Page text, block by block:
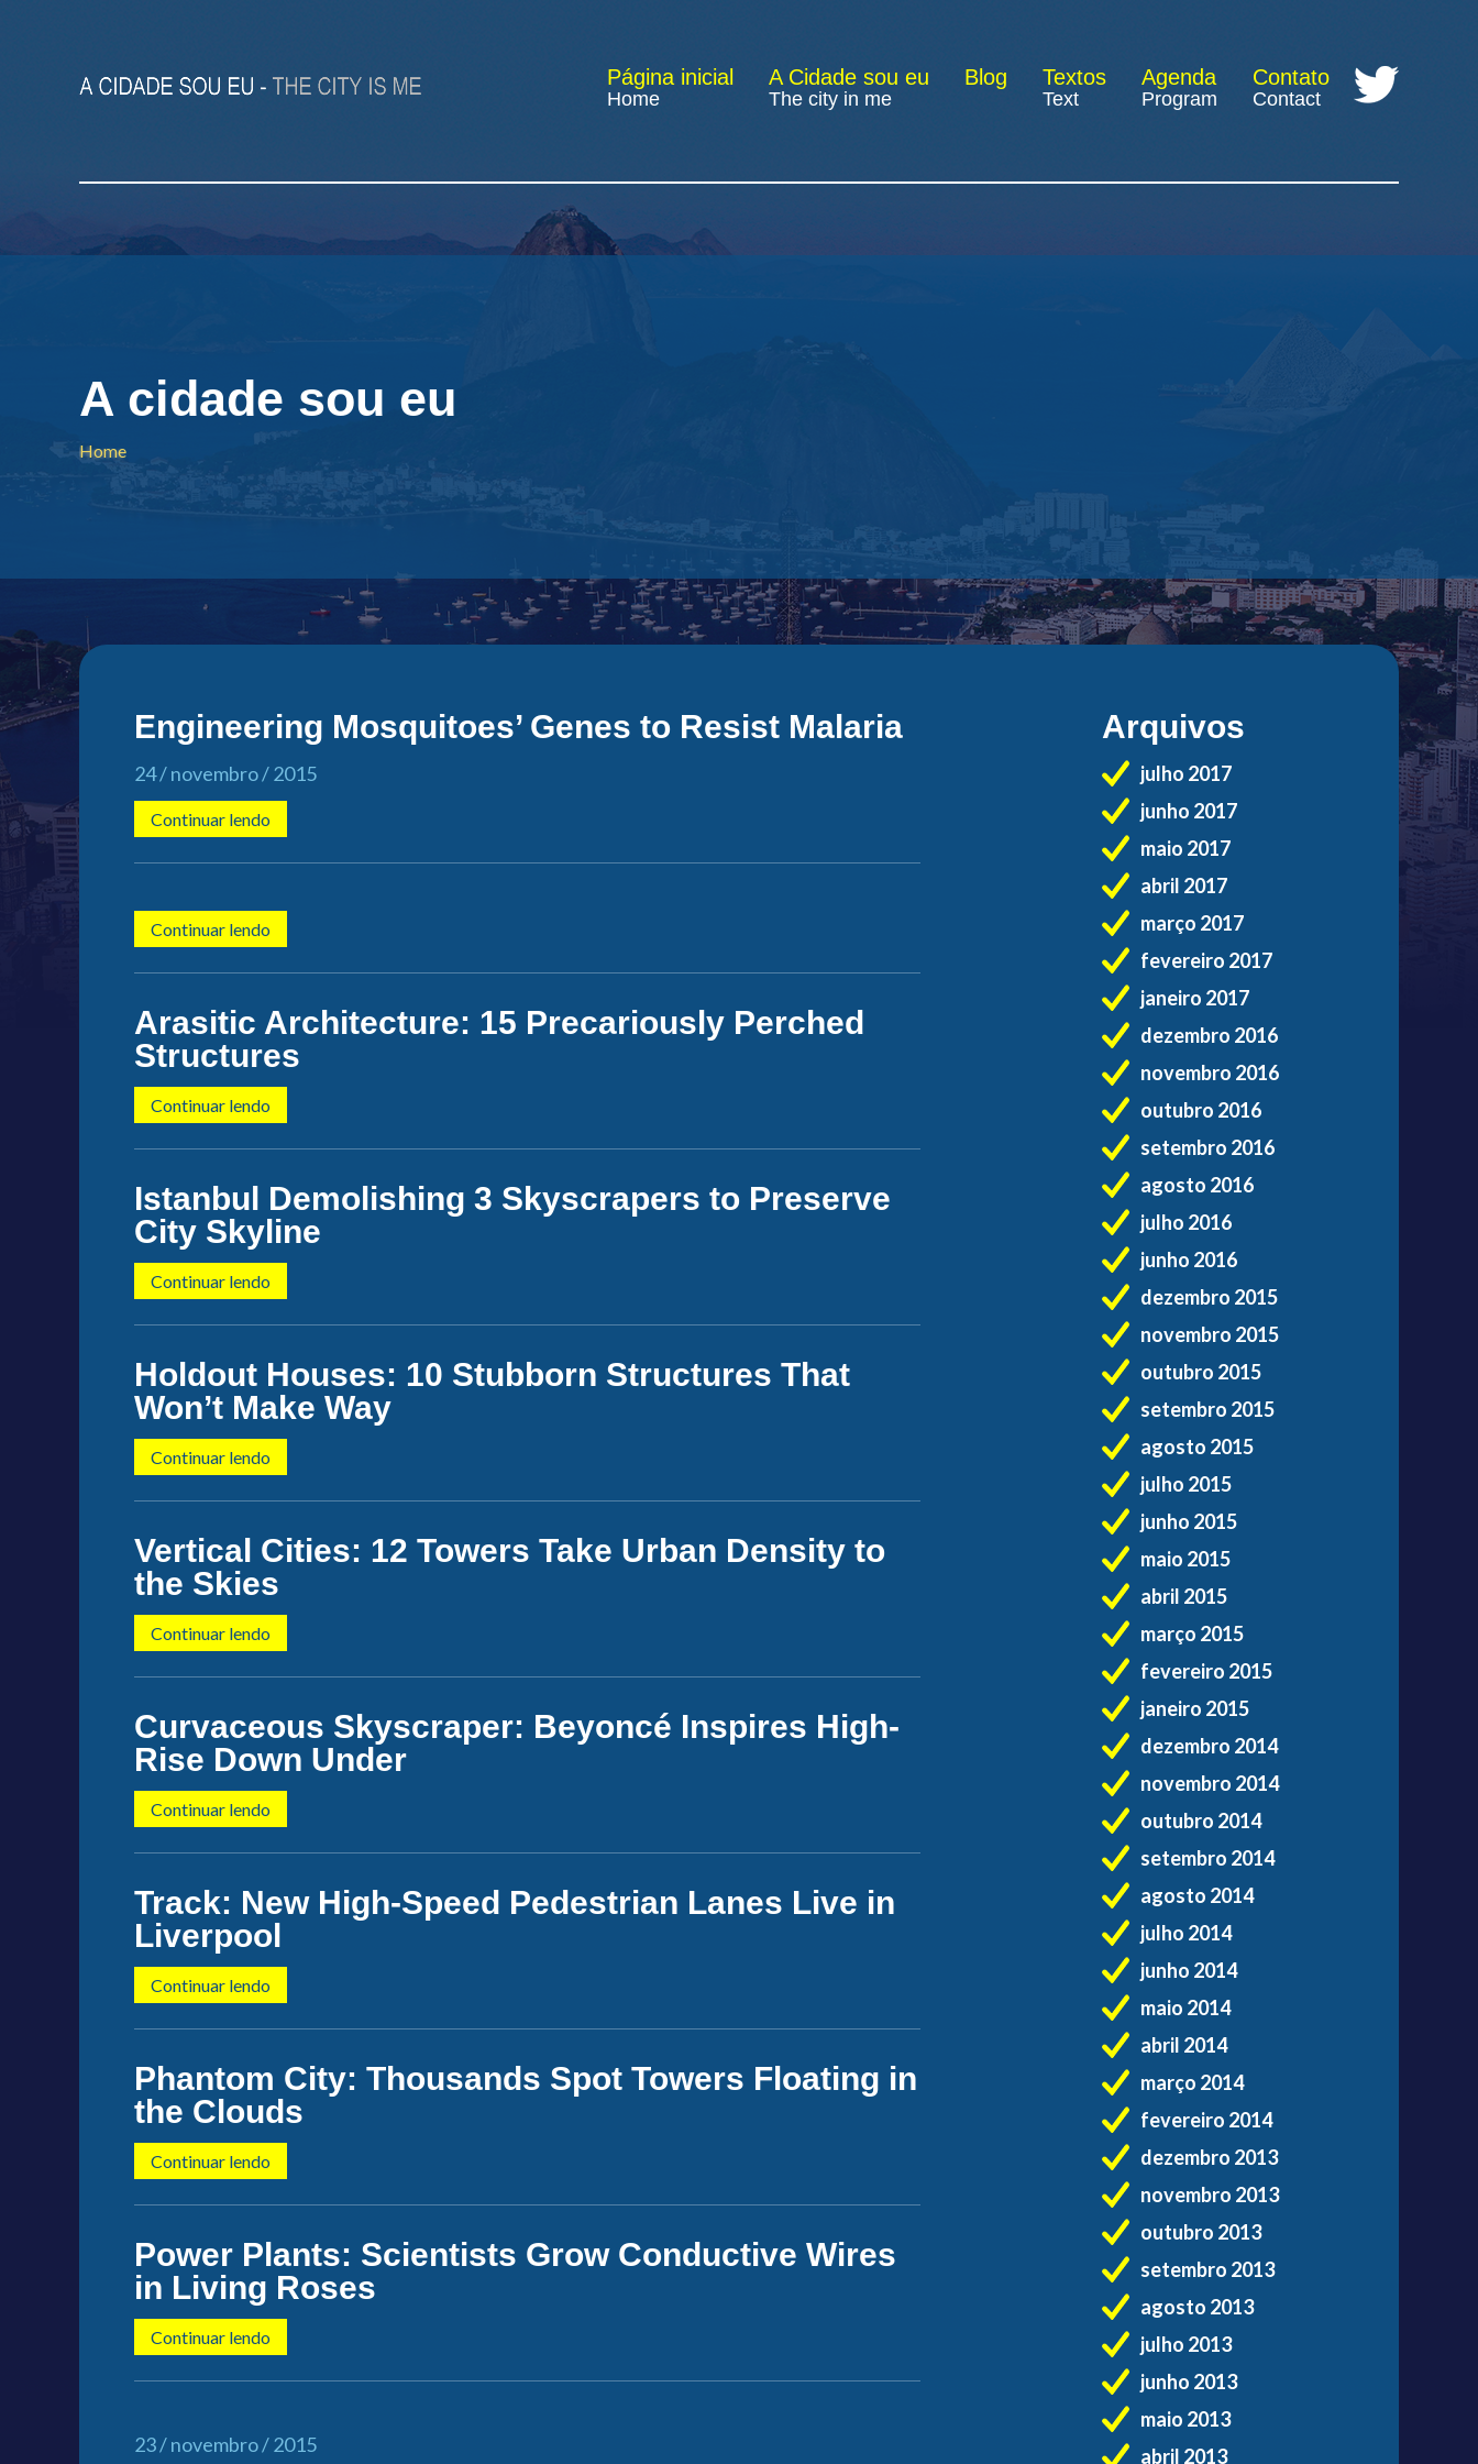
Página inicial
Home
A Cidade sou eu
The city in me
Blog Textos
Text
Agenda
Program
Contato
Contact
A cidade sou eu
Home
Engineering Mosquitoes’ Genes to Resist Malaria
24 / novembro / 2015
Continuar lendo
Continuar lendo
Arasitic Architecture: 15 Precariously Perched
Structures
Continuar lendo
Istanbul Demolishing 3 Skyscrapers to Preserve
City Skyline
Continuar lendo
Holdout Houses: 10 Stubborn Structures That
Won’t Make Way
Continuar lendo
Vertical Cities: 12 Towers Take Urban Density to
the Skies
Continuar lendo
Curvaceous Skyscraper: Beyoncé Inspires High-
Rise Down Under
Continuar lendo
Track: New High-Speed Pedestrian Lanes Live in
Liverpool
Continuar lendo
Phantom City: Thousands Spot Towers Floating in
the Clouds
Continuar lendo
Power Plants: Scientists Grow Conductive Wires
in Living Roses
Continuar lendo
23 / novembro / 2015
Arquivos
julho 2017
junho 2017
maio 2017
abril 2017
março 2017
fevereiro 2017
janeiro 2017
dezembro 2016
novembro 2016
outubro 2016
setembro 2016
agosto 2016
julho 2016
junho 2016
dezembro 2015
novembro 2015
outubro 2015
setembro 2015
agosto 2015
julho 2015
junho 2015
maio 2015
abril 2015
março 2015
fevereiro 2015
janeiro 2015
dezembro 2014
novembro 2014
outubro 2014
setembro 2014
agosto 2014
julho 2014
junho 2014
maio 2014
abril 2014
março 2014
fevereiro 2014
dezembro 2013
novembro 2013
outubro 2013
setembro 2013
agosto 2013
julho 2013
junho 2013
maio 2013
abril 2013